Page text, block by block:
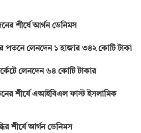
শীর্ষে আর্গন ডেনিমস
পতনে লেনদেন ১ হাজার ৩৪২ কোটি টাকা
লেনদেন ৬৪ কোটি টাকার
শীর্ষে এআইবিএল ফাস্ট ইসলামিক
শীর্ষে আর্গন ডেনিমস